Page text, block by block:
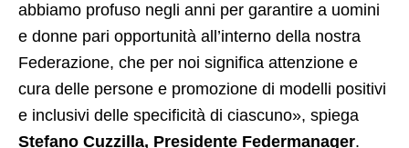
abbiamo profuso negli anni per garantire a uomini
e donne pari opportunità all’interno della nostra
Federazione, che per noi significa attenzione e
cura delle persone e promozione di modelli positivi
e inclusivi delle specificità di ciascuno», spiega
Stefano Cuzzilla, Presidente Federmanager.